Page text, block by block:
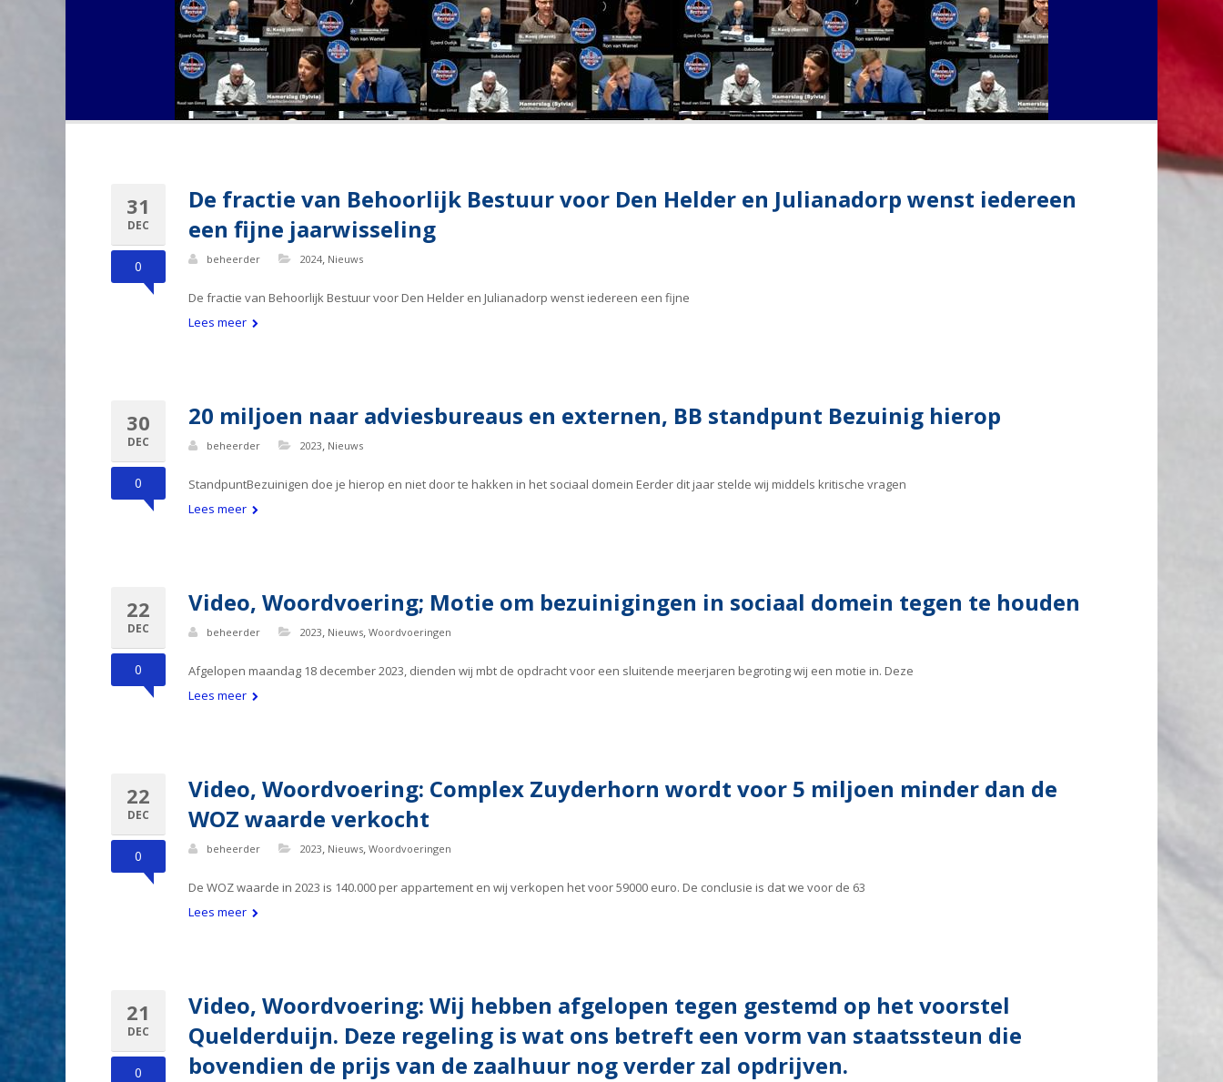
31
DEC
0
De fractie van Behoorlijk Bestuur voor Den Helder en Julianadorp wenst iedereen
een fijne jaarwisseling
beheerder 2024, Nieuws
De fractie van Behoorlijk Bestuur voor Den Helder en Julianadorp wenst iedereen een fijne
Lees meer
30
DEC
0
20 miljoen naar adviesbureaus en externen, BB standpunt Bezuinig hierop
beheerder 2023, Nieuws
StandpuntBezuinigen doe je hierop en niet door te hakken in het sociaal domein Eerder dit jaar stelde wij middels kritische vragen
Lees meer
22
DEC
0
Video, Woordvoering; Motie om bezuinigingen in sociaal domein tegen te houden
beheerder 2023, Nieuws, Woordvoeringen
Afgelopen maandag 18 december 2023, dienden wij mbt de opdracht voor een sluitende meerjaren begroting wij een motie in. Deze
Lees meer
22
DEC
0
Video, Woordvoering: Complex Zuyderhorn wordt voor 5 miljoen minder dan de
WOZ waarde verkocht
beheerder 2023, Nieuws, Woordvoeringen
De WOZ waarde in 2023 is 140.000 per appartement en wij verkopen het voor 59000 euro. De conclusie is dat we voor de 63
Lees meer
21
DEC
0
Video, Woordvoering: Wij hebben afgelopen tegen gestemd op het voorstel
Quelderduijn. Deze regeling is wat ons betreft een vorm van staatssteun die
bovendien de prijs van de zaalhuur nog verder zal opdrijven.